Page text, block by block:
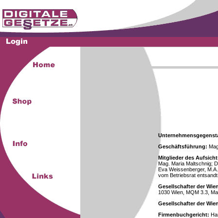
Geschäftsführung:
Mitglieder des
Mag. Maria Maltschnig;
Eva Weissenberger,
vom Betriebsrat
Gesellschafter der
1030 Wien, MQM 3.3,
Gesellschafter der
Firmenbuchgericht: